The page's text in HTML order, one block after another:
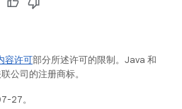
容许可部分所述许可的限制。Java 和
公司的注册商标。
27。